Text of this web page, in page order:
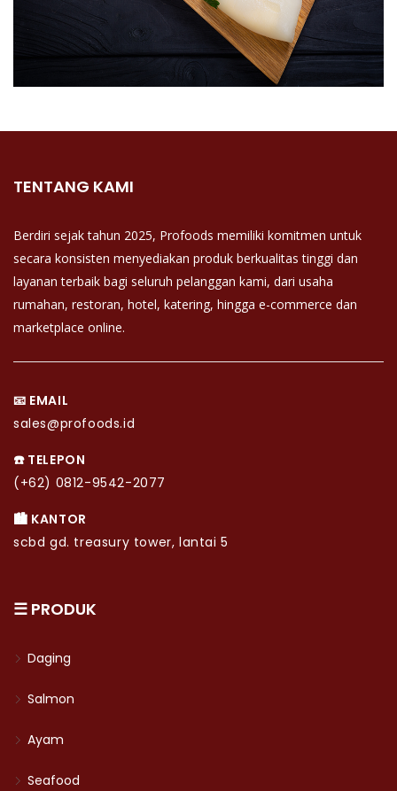
TENTANG KAMI
Berdiri sejak tahun 2025, Profoods memiliki komitmen untuk
secara konsisten menyediakan produk berkualitas tinggi dan
layanan terbaik bagi seluruh pelanggan kami, dari usaha
rumahan, restoran, hotel, katering, hingga e-commerce dan
marketplace online.
📧 EMAIL
sales@profoods.id
☎️ TELEPON
(+62) 0812-9542-2077
🏙️ KANTOR
scbd gd. treasury tower, lantai 5
☰ PRODUK
Daging
Salmon
Ayam
Seafood